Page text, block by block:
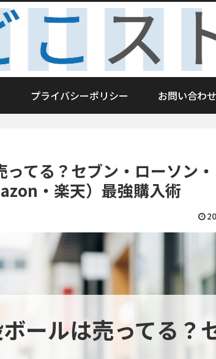
プライバシーポリシー お問い合わせ
てる？セブン・ローソン
・楽天）最強購入術
ールは売ってる？